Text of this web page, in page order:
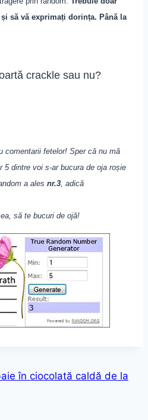
și săvă exprimați dorința. Până la
crackle sau nu?
comentarii fetelor! Sper că nu mă
5 dintre voi s-ar bucura de oja roșie
a ales nr.3, adică
să te bucuri de ojă!
în ciocolată caldă de la